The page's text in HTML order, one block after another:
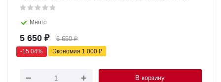
Много
5 650 ₽ 6 650₽
-15.04% Экономия 1 000 ₽
В корзину